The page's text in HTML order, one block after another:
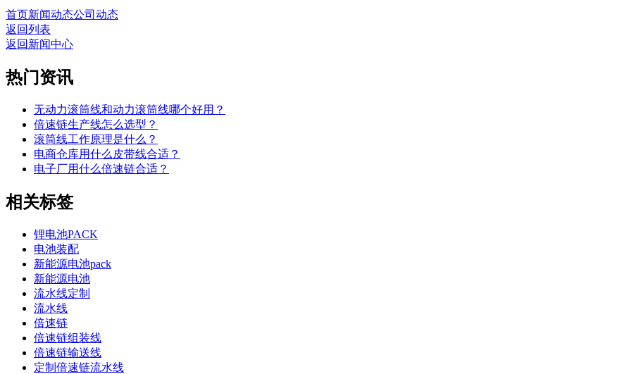
首页新闻动态公司动态
返回列表
返回新闻中心
热门资讯
无动力滚筒线和动力滚筒线哪个好用？
倍速链生产线怎么选型？
滚筒线工作原理是什么？
电商仓库用什么皮带线合适？
电子厂用什么倍速链合适？
相关标签
锂电池PACK
电池装配
新能源电池pack
新能源电池
流水线定制
流水线
倍速链
倍速链组装线
倍速链输送线
定制倍速链流水线